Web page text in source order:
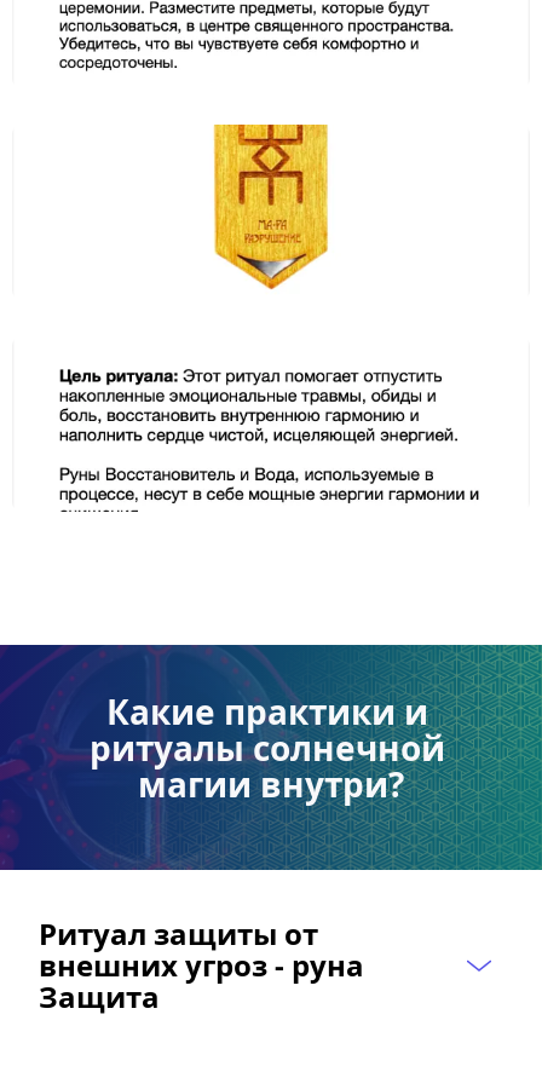
Какие практики и
ритуалы солнечной
магии внутри?
Ритуал защиты от
внешних угроз - руна
Защита